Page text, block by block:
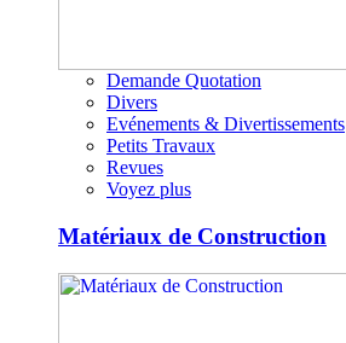
Demande Quotation
Divers
Evénements & Divertissements
Petits Travaux
Revues
Voyez plus
Matériaux de Construction